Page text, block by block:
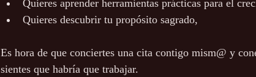
Quieres aprender herramientas prácticas para el
Quieres descubrir tu propósito sagrado,
Es hora de que conciertes una cita contigo mism@ y
sientes que habría que trabajar.